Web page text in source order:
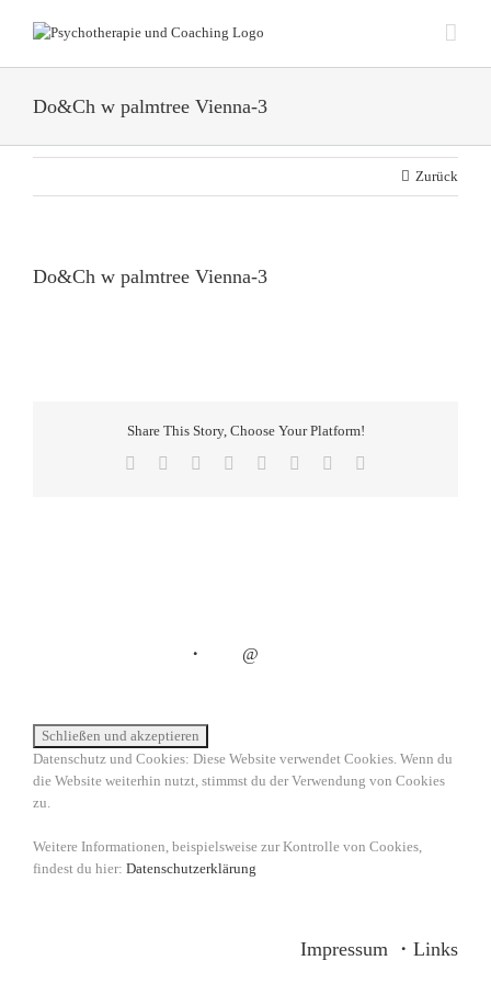
Do&Ch w palmtree Vienna-3
Zurück
Do&Ch w palmtree Vienna-3
Share This Story, Choose Your Platform!
Facebook Reddit LinkedIn
TumblrPinterest
・ @
Datenschutz und Cookies: Diese Website verwendet Cookies. Wenn du
die Website weiterhin nutzt, stimmst du der Verwendung von Cookies
zu.
Weitere Informationen, beispielsweise zur Kontrolle von Cookies,
findest du hier: Datenschutzerklärung
Impressum ・ Links